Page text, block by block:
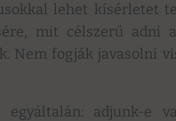
lehet kísérletet
mit célszerű adni
Nem fogják javasolni
adjunk-e